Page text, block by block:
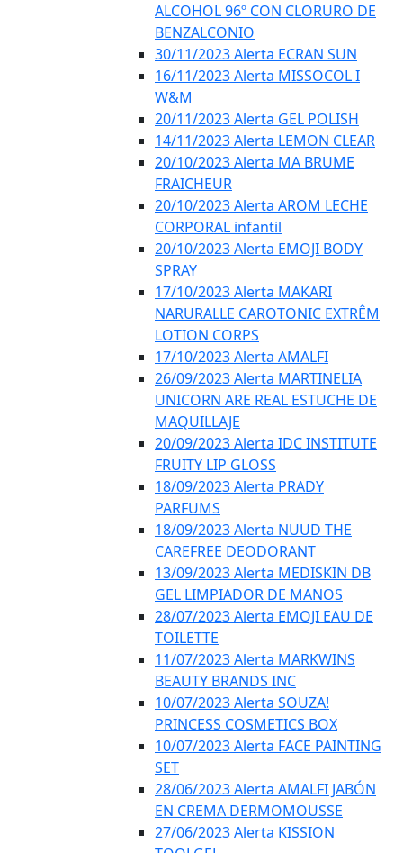
ALCOHOL 96º CON CLORURO DE
BENZALCONIO
30/11/2023 Alerta ECRAN SUN
16/11/2023 Alerta MISSOCOL I
W&M
20/11/2023 Alerta GEL POLISH
14/11/2023 Alerta LEMON CLEAR
20/10/2023 Alerta MA BRUME
FRAICHEUR
20/10/2023 Alerta AROM LECHE
CORPORAL infantil
20/10/2023 Alerta EMOJI BODY
SPRAY
17/10/2023 Alerta MAKARI
NARURALLE CAROTONIC EXTRÊM
LOTION CORPS
17/10/2023 Alerta AMALFI
26/09/2023 Alerta MARTINELIA
UNICORN ARE REAL ESTUCHE DE
MAQUILLAJE
20/09/2023 Alerta IDC INSTITUTE
FRUITY LIP GLOSS
18/09/2023 Alerta PRADY
PARFUMS
18/09/2023 Alerta NUUD THE
CAREFREE DEODORANT
13/09/2023 Alerta MEDISKIN DB
GEL LIMPIADOR DE MANOS
28/07/2023 Alerta EMOJI EAU DE
TOILETTE
11/07/2023 Alerta MARKWINS
BEAUTY BRANDS INC
10/07/2023 Alerta SOUZA!
PRINCESS COSMETICS BOX
10/07/2023 Alerta FACE PAINTING
SET
28/06/2023 Alerta AMALFI JABÓN
EN CREMA DERMOMOUSSE
27/06/2023 Alerta KISSION